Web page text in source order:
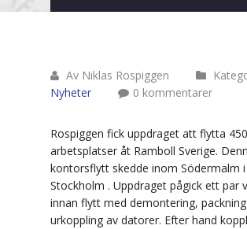
Solna
Täby
Privatflytt
Arkivflytt
Tungtransporter
Av Niklas Rospiggen
Nyheter
0 kommentarer
Rospiggen fick uppdraget att flytta 450
arbetsplatser åt Ramboll Sverige.
kontorsflytt skedde inom Södermalm i
Stockholm . Uppdraget pågick ett par
innan flytt med demontering,
urkoppling av datorer. Efter hand